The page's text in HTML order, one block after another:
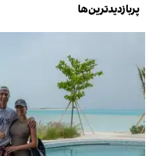
پربازدیدترین‌ها